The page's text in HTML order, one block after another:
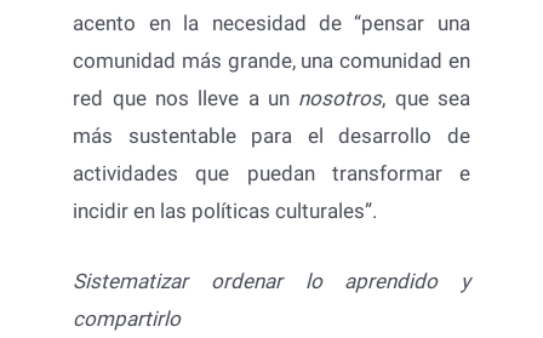
acento en la necesidad de “pensar una
comunidad más grande, una comunidad en
red que nos lleve a un nosotros, que sea
más sustentable para el desarrollo de
actividades que puedan transformar e
incidir en las políticas culturales”.
Sistematizar ordenar lo aprendido y
compartirlo